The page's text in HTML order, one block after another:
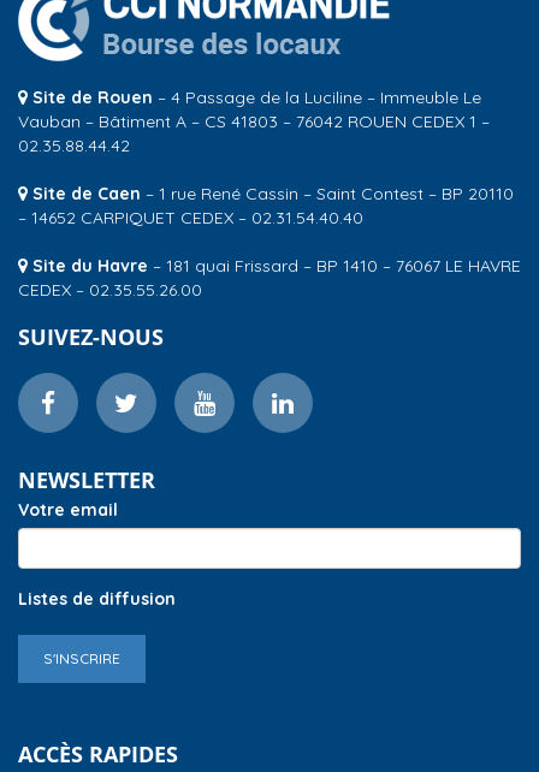
Site de Rouen – 4 Passage de la Luciline – Immeuble Le
Vauban – Bâtiment A – CS 41803 – 76042 ROUEN CEDEX 1 –
02.35.88.44.42
Site de Caen – 1 rue René Cassin – Saint Contest – BP 20110
– 14652 CARPIQUET CEDEX – 02.31.54.40.40
Site du Havre – 181 quai Frissard – BP 1410 – 76067 LE HAVRE
CEDEX – 02.35.55.26.00
SUIVEZ-NOUS
NEWSLETTER
Votre email
Listes de diffusion
S'INSCRIRE
ACCÈS RAPIDES